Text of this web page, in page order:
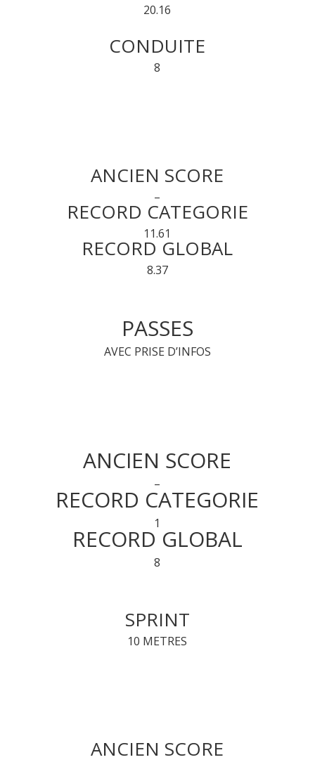
20.16
CONDUITE
8
ANCIEN SCORE
–
RECORD CATEGORIE
11.61
RECORD GLOBAL
8.37
PASSES
AVEC PRISE D’INFOS
ANCIEN SCORE
–
RECORD CATEGORIE
1
RECORD GLOBAL
8
SPRINT
10 METRES
ANCIEN SCORE